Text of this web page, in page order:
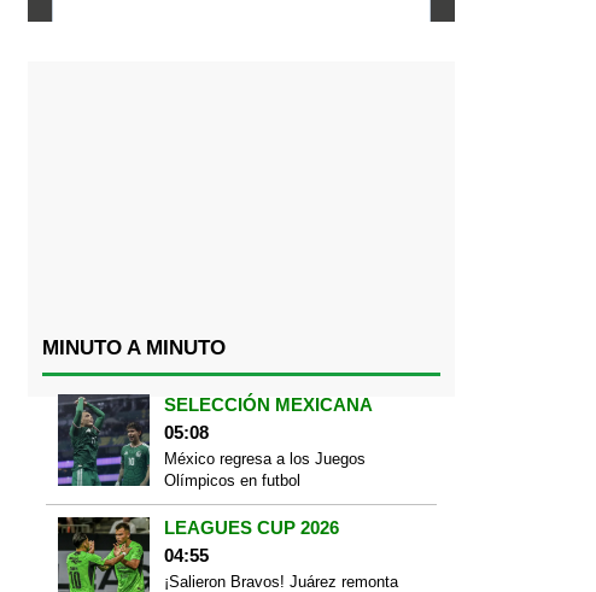
MINUTO A MINUTO
SELECCIÓN MEXICANA
05:08
México regresa a los Juegos
Olímpicos en futbol
LEAGUES CUP 2026
04:55
¡Salieron Bravos! Juárez remonta